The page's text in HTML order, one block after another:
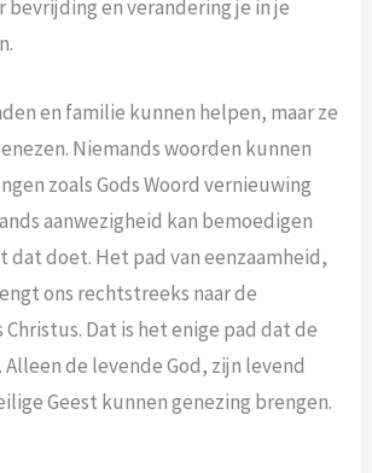
bevrijding en verandering je in je
en familie kunnen helpen, maar ze
Niemands woorden kunnen
zoals Gods Woord vernieuwing
aanwezigheid kan bemoedigen
dat doet. Het pad van eenzaamheid,
ons rechtstreeks naar de
Christus. Dat is het enige pad dat de
Alleen de levende God, zijn levend
Geest kunnen genezing brengen.